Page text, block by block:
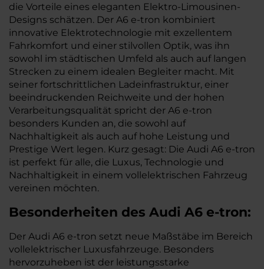
die Vorteile eines eleganten Elektro-Limousinen-
Designs schätzen. Der A6 e-tron kombiniert
innovative Elektrotechnologie mit exzellentem
Fahrkomfort und einer stilvollen Optik, was ihn
sowohl im städtischen Umfeld als auch auf langen
Strecken zu einem idealen Begleiter macht. Mit
seiner fortschrittlichen Ladeinfrastruktur, einer
beeindruckenden Reichweite und der hohen
Verarbeitungsqualität spricht der A6 e-tron
besonders Kunden an, die sowohl auf
Nachhaltigkeit als auch auf hohe Leistung und
Prestige Wert legen. Kurz gesagt: Die Audi A6 e-tron
ist perfekt für alle, die Luxus, Technologie und
Nachhaltigkeit in einem vollelektrischen Fahrzeug
vereinen möchten.
Besonderheiten des Audi A6 e-tron:
Der Audi A6 e-tron setzt neue Maßstäbe im Bereich
vollelektrischer Luxusfahrzeuge. Besonders
hervorzuheben ist der leistungsstarke